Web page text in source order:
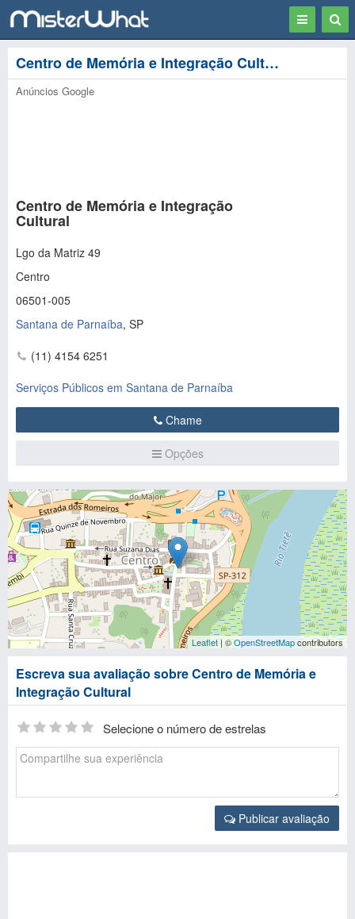
Toggle
Centro de Memória e Integração Cultural - Santana de Parnaíba
Anúncios Google
Centro de Memória e Integração
Cultural
Lgo da Matriz 49
Centro
06501-005
Santana de Parnaíba, SP
(11) 4154 6251
Serviços Públicos em Santana de Parnaíba
Chame
Opções
Leaflet| ©OpenStreetMapcontributors
Escreva sua avaliação sobre Centro de Memória e
Integração Cultural
Selecione o número de estrelas
Publicar avaliação